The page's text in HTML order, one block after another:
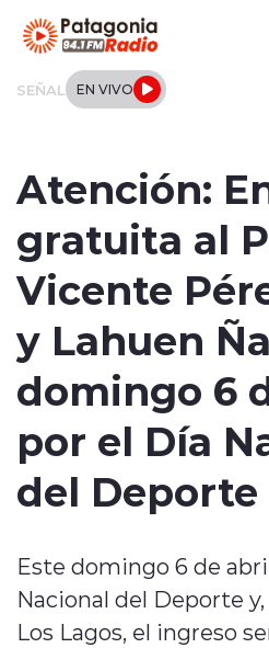
SEÑAL EN VIVO
Tendencias
Internacional
Deportes
Entrevistas
Atención:
gratuita al
Vicente
y Lahuen
domingo 6
por el Día
del Deporte
Este domingo 6 de
Nacional del Deporte
Los Lagos, el ingreso